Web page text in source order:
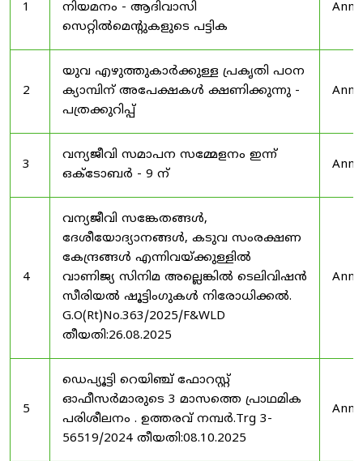
1
നിയമനം - ആദിവാസി
സെറ്റിൽമെന്റുകളുടെ പട്ടിക
2
യുവ എഴുത്തുകാർക്കുള്ള പ്രകൃതി പഠന
ക്യാമ്പിന് അപേക്ഷകൾ ക്ഷണിക്കുന്നു -
പത്രക്കുറിപ്പ്
3
വന്യജീവി സമാപന സമ്മേളനം ഇന്ന്
ഒക്ടോബർ - 9 ന്
4
വന്യജീവി സങ്കേതങ്ങൾ,
ദേശീയോദ്യാനങ്ങൾ, കടുവ സംരക്ഷണ
കേന്ദ്രങ്ങൾ എന്നിവയ്ക്കുള്ളിൽ
വാണിജ്യ സിനിമ അല്ലെങ്കിൽ ടെലിവിഷൻ
സീരിയൽ ഷൂട്ടിംഗുകൾ നിരോധിക്കൽ.
G.O(Rt)No.363/2025/F&WLD
തീയതി:26.08.2025
5
ഡെപ്യൂട്ടി റെയിഞ്ച് ഫോറസ്റ്റ്
ഓഫീസർമാരുടെ 3 മാസത്തെ പ്രാഥമിക
പരിശീലനം . ഉത്തരവ് നമ്പർ.Trg 3-
56519/2024 തീയതി:08.10.2025